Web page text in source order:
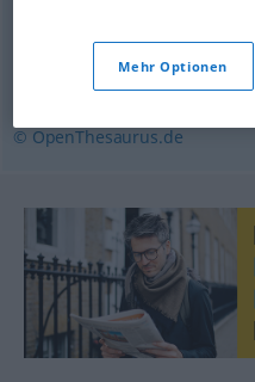
Aussiedlung,Abschiebung,
Rückführung
© OpenThesaurus.de
Mehr Optionen